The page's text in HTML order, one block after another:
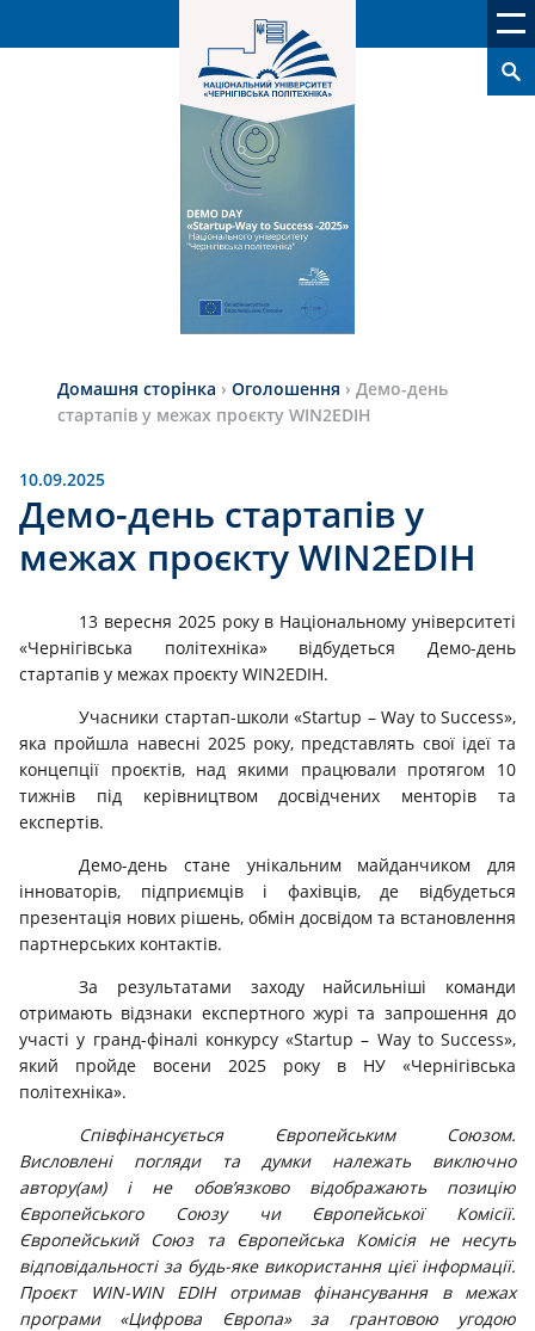
Домашня сторінка › Оголошення › Демо-день
стартапів у межах проєкту WIN2EDIH
10.09.2025
Демо-день стартапів у
межах проєкту WIN2EDIH
13 вересня 2025 року в Національному університеті
«Чернігівська політехніка» відбудеться Демо-день
стартапів у межах проєкту WIN2EDIH.
Учасники стартап-школи «Startup – Way to Success»,
яка пройшла навесні 2025 року, представлять свої ідеї та
концепції проєктів, над якими працювали протягом 10
тижнів під керівництвом досвідчених менторів та
експертів.
Демо-день стане унікальним майданчиком для
інноваторів, підприємців і фахівців, де відбудеться
презентація нових рішень, обмін досвідом та встановлення
партнерських контактів.
За результатами заходу найсильніші команди
отримають відзнаки експертного журі та запрошення до
участі у гранд-фіналі конкурсу «Startup – Way to Success»,
який пройде восени 2025 року в НУ «Чернігівська
політехніка».
Співфінансується Європейським Союзом.
Висловлені погляди та думки належать виключно
автору(ам) і не обов’язково відображають позицію
Європейського Союзу чи Європейської Комісії.
Європейський Союз та Європейська Комісія не несуть
відповідальності за будь-яке використання цієї інформації.
Проєкт WIN-WIN EDIH отримав фінансування в межах
програми «Цифрова Європа» за грантовою угодою